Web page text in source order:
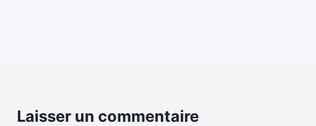
Laisser un commentaire